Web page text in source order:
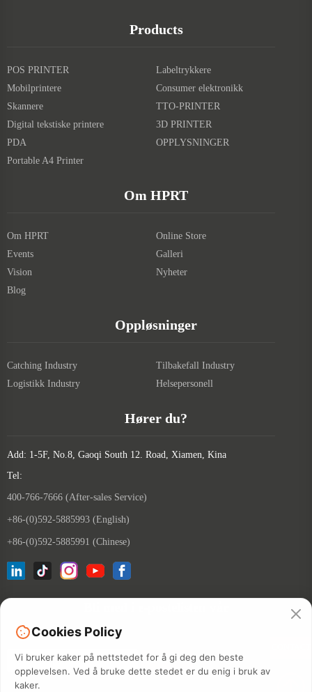
Products
POS PRINTER
Labeltrykkere
Mobilprintere
Consumer elektronikk
Skannere
TTO-PRINTER
Digital tekstiske printere
3D PRINTER
PDA
OPPLYSNINGER
Portable A4 Printer
Om HPRT
Om HPRT
Online Store
Events
Galleri
Vision
Nyheter
Blog
Oppløsninger
Catching Industry
Tilbakefall Industry
Logistikk Industry
Helsepersonell
Hører du?
Add: 1-5F, No.8, Gaoqi South 12. Road, Xiamen, Kina
Tel:
400-766-7666 (After-sales Service)
+86-(0)592-5885993 (English)
+86-(0)592-5885991 (Chinese)
Cookies Policy
Vi bruker kaker på nettstedet for å gi deg den beste
opplevelsen. Ved å bruke dette stedet er du enig i bruk av
kaker.